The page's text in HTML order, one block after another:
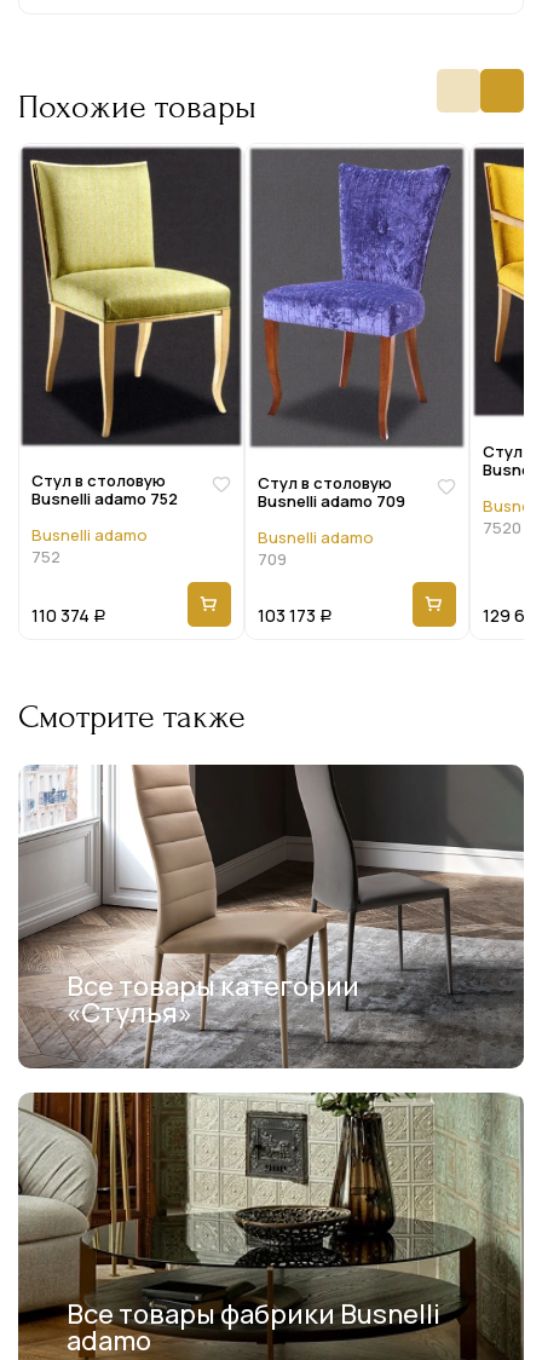
Похожие товары
Стул в столовую
Busnelli adamo 752
Busnelli adamo
752
110 374 Р
Стул в столовую
Busnelli adamo 709
Busnelli adamo
709
103 173 Р
Стул в
7520
129 613
Смотрите также
Все товары категории
«Стулья»
Все товары фабрики Busnelli
adamo